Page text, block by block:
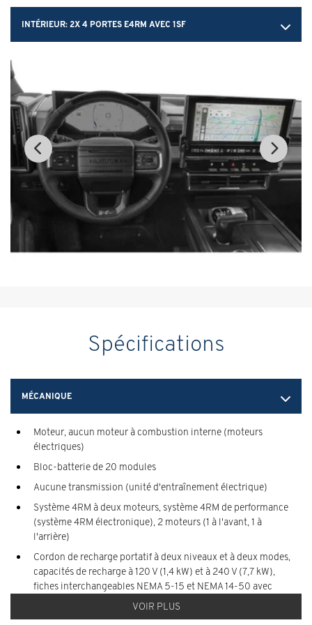
INTÉRIEUR: 2X 4 PORTES E4RM AVEC 1SF
Spécifications
MÉCANIQUE
Moteur, aucun moteur à combustion interne (moteurs
électriques)
Bloc-batterie de 20 modules
Aucune transmission (unité d'entraînement électrique)
Système 4RM à deux moteurs, système 4RM de performance
(système 4RM électronique), 2 moteurs (1 à l'avant, 1 à
l'arrière)
Cordon de recharge portatif à deux niveaux et à deux modes,
capacités de recharge à 120 V (1,4 kW) et à 240 V (7,7 kW),
fiches interchangeables NEMA 5-15 et NEMA 14-50 avec
connecteur de véhicule SAE J1772
Émissions fédérales
VOIR PLUS